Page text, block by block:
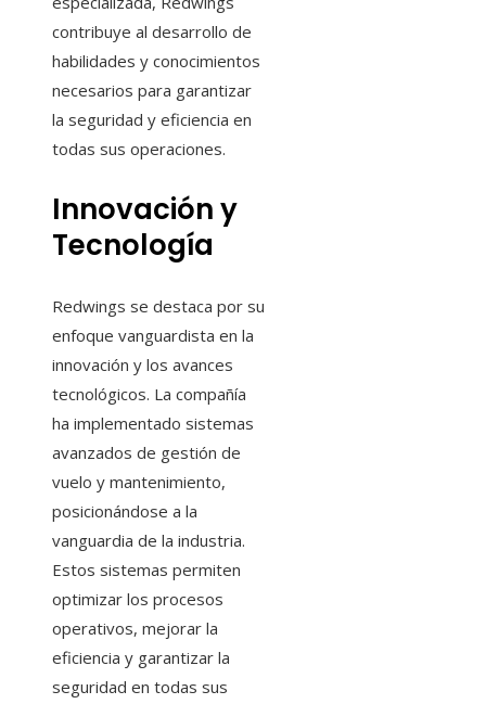
contribuye al desarrollo de
habilidades y conocimientos
necesarios para garantizar
la seguridad y eficiencia en
todas sus operaciones.
Innovación y
Tecnología
Redwings se destaca por su
enfoque vanguardista en la
innovación y los avances
tecnológicos. La compañía
ha implementado sistemas
avanzados de gestión de
vuelo y mantenimiento,
posicionándose a la
vanguardia de la industria.
Estos sistemas permiten
optimizar los procesos
operativos, mejorar la
eficiencia y garantizar la
seguridad en todas sus